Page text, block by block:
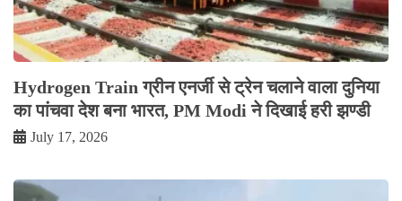
Hydrogen Train ग्रीन एनर्जी से ट्रेन चलाने वाला दुनिया
का पांचवा देश बना भारत, PM Modi ने दिखाई हरी झण्डी
July 17, 2026